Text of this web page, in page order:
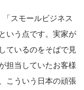
スモールビジネス
いう点です。実家が
ているのをそばで見
担当していたお客様
こういう日本の頑張